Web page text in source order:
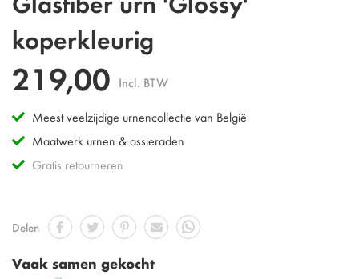
koperkleurig
219,00 Incl. BTW
Meest veelzijdige urnencollectie van België
Maatwerk urnen & assieraden
Gratis retourneren
Delen
Vaak samen gekocht